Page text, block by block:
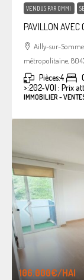
VENDUS PAR OMMI
PAVILLON AVEC
Ailly-sur-
métropolitaine,
Pièces:4
>:202-VOI : Prix
IMMOBILIER -
106.000€/HAI